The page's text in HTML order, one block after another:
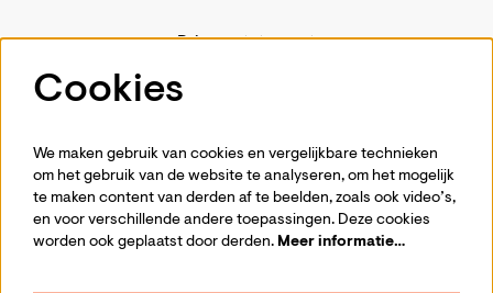
Privacystatement
Volg ons
Cookies
We maken gebruik van cookies en vergelijkbare technieken
om het gebruik van de website te analyseren, om het mogelijk
te maken content van derden af te beelden, zoals ook video’s,
en voor verschillende andere toepassingen. Deze cookies
worden ook geplaatst door derden. Meer informatie…